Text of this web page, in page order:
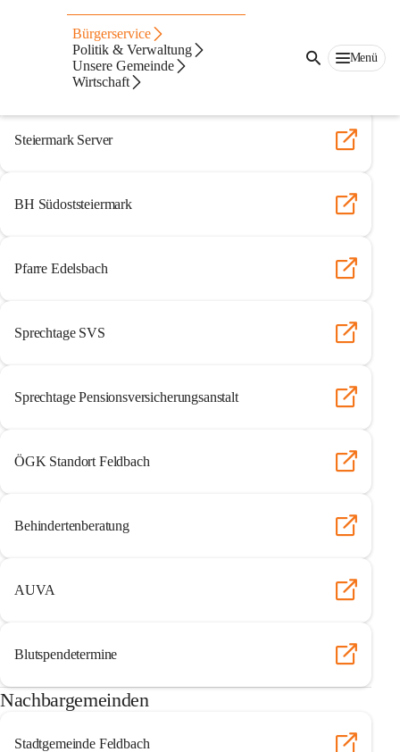
Bürgerservice
Politik & Verwaltung
Unsere Gemeinde
Wirtschaft
Menü
Links
Steiermark Server
BH Südoststeiermark
Pfarre Edelsbach
Sprechtage SVS
Sprechtage Pensionsversicherungsanstalt
ÖGK Standort Feldbach
Behindertenberatung
AUVA
Blutspendetermine
Nachbargemeinden
Stadtgemeinde Feldbach